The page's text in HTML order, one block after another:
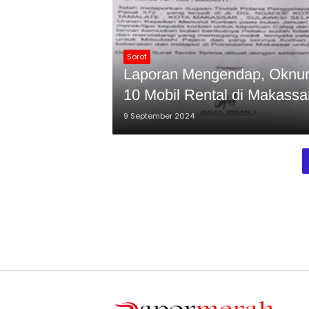
Sorot
Laporan Mengendap,
10 Mobil Rental di
9 September 2024